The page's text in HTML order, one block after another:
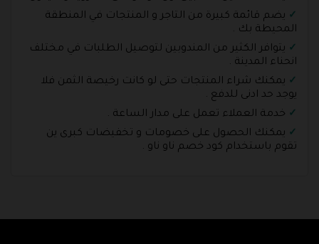
يضم قائمة كبيرة من التاجر و المنتجات في المنطقة
المحيطة بك .
يتوافر الكثير من المندوبين لتوصيل الطلبات في مختلف
انحناء المدينة .
يمكنك شراء المنتجات حتى لو كانت رخيصة الثمن فلا
يوجد حد ادنى للدفع .
خدمة العملاء تعمل على مدار الساعة .
يمكنك الحصول على خصومات و تخفيضات كبرى ين
تقوم باستخدام كود خصم ناو ناو .